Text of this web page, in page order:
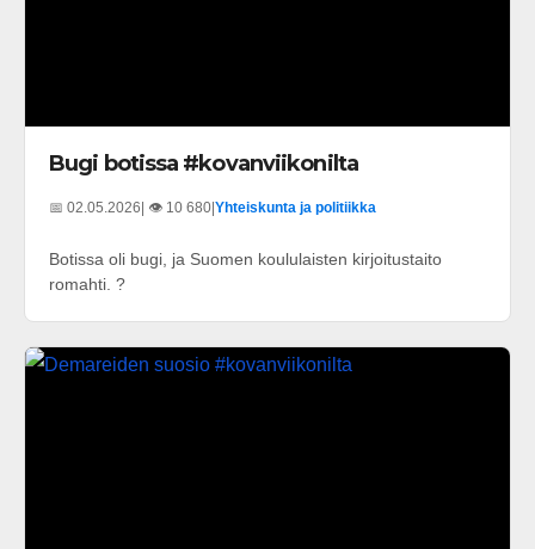
Bugi botissa #kovanviikonilta
📅 02.05.2026| 👁️ 10 680|Yhteiskunta ja politiikka
Botissa oli bugi, ja Suomen koululaisten kirjoitustaito
romahti. ?